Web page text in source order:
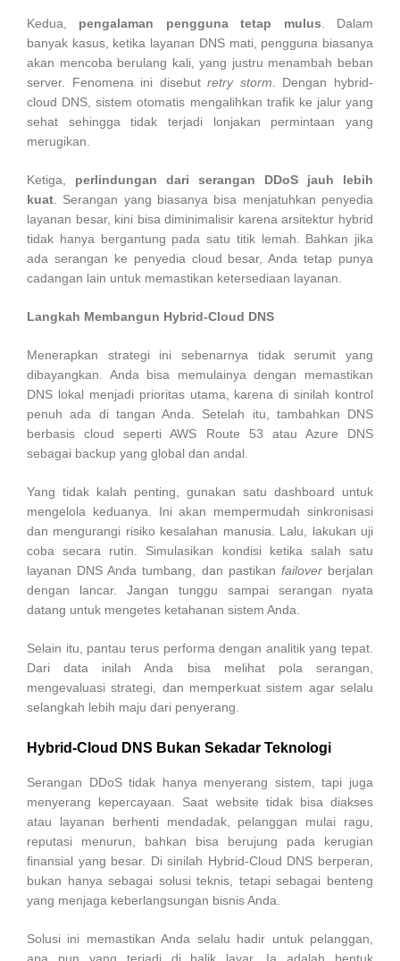
Kedua, pengalaman pengguna tetap mulus. Dalam
banyak kasus, ketika layanan DNS mati, pengguna biasanya
akan mencoba berulang kali, yang justru menambah beban
server. Fenomena ini disebutretry storm. Dengan hybrid-
cloud DNS, sistem otomatis mengalihkan trafik ke jalur yang
sehat sehingga tidak terjadi lonjakan permintaan yang
merugikan.
Ketiga, perlindungan dari serangan DDoS jauh lebih
kuat. Serangan yang biasanya bisa menjatuhkan penyedia
layanan besar, kini bisa diminimalisir karena arsitektur hybrid
tidak hanya bergantung pada satu titik lemah. Bahkan jika
ada serangan ke penyedia cloud besar, Anda tetap punya
cadangan lain untuk memastikan ketersediaan layanan.
Langkah Membangun Hybrid-Cloud DNS
Menerapkan strategi ini sebenarnya tidak serumit yang
dibayangkan. Anda bisa memulainya dengan memastikan
DNS lokal menjadi prioritas utama, karena di sinilah kontrol
penuh ada di tangan Anda. Setelah itu, tambahkan DNS
berbasis cloud seperti AWS Route 53 atau Azure DNS
sebagai backup yang global dan andal.
Yang tidak kalah penting, gunakan satu dashboard untuk
mengelola keduanya. Ini akan mempermudah sinkronisasi
dan mengurangi risiko kesalahan manusia. Lalu, lakukan uji
coba secara rutin. Simulasikan kondisi ketika salah satu
layanan DNS Anda tumbang, dan pastikan failoverberjalan
dengan lancar. Jangan tunggu sampai serangan nyata
datang untuk mengetes ketahanan sistem Anda.
Selain itu, pantau terus performa dengan analitik yang tepat.
Dari data inilah Anda bisa melihat pola serangan,
mengevaluasi strategi, dan memperkuat sistem agar selalu
selangkah lebih maju dari penyerang.
Hybrid-Cloud DNS Bukan Sekadar Teknologi
Serangan DDoS tidak hanya menyerang sistem, tapi juga
menyerang kepercayaan. Saat website tidak bisa diakses
atau layanan berhenti mendadak, pelanggan mulai ragu,
reputasi menurun, bahkan bisa berujung pada kerugian
finansial yang besar. Di sinilah Hybrid-Cloud DNS berperan,
bukan hanya sebagai solusi teknis, tetapi sebagai benteng
yang menjaga keberlangsungan bisnis Anda.
Solusi ini memastikan Anda selalu hadir untuk pelanggan,